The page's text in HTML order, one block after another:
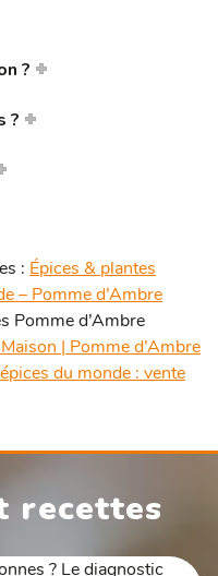
?
?
: Épices & plantes
– Pomme d’Ambre
Pomme d’Ambre
| Pomme d’Ambre
du monde : vente
recettes